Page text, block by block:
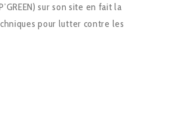
sur son site en fait la
pour lutter contre les